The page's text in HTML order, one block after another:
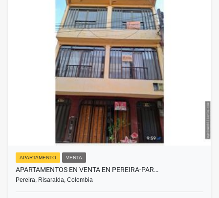
APARTAMENTO VENTA
APARTAMENTOS EN VENTA EN PEREIRA-PAR…
Pereira, Risaralda, Colombia